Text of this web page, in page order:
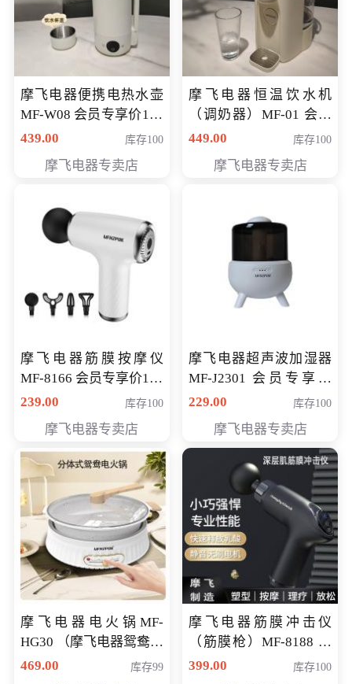
摩飞电器便携电热水壶
MF-W08 会员专享价198
元
439.00 库存100
摩飞电器专卖店
摩飞电器恒温饮水机
（调奶器）MF-01 会员
专享价366元
449.00 库存100
摩飞电器专卖店
摩飞电器筋膜按摩仪
MF-8166 会员专享价168
元
239.00 库存100
摩飞电器专卖店
摩飞电器超声波加湿器
MF-J2301 会员专享价
168元
229.00 库存100
摩飞电器专卖店
摩飞电器电火锅MF-
HG30 （摩飞电器鸳鸯锅
MF-HG30 ） 会员专享价
469.00 库存99
摩飞电器筋膜冲击仪
（筋膜枪）MF-8188 会
员专享价268元
399.00 库存100